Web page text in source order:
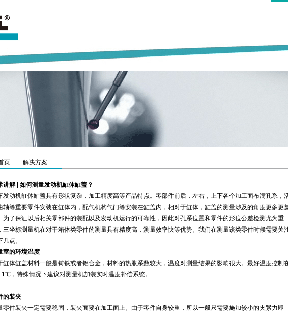
页 解决方案
讲解 | 如何测量发动机缸体缸盖？
发动机缸体缸盖具有形状复杂，加工精度高等产品特点。零部件前后，左右，上下各个加工面布满孔系，
轴等重要零件安装在缸体内，配气机构气门等安装在缸盖内，相对于缸体，缸盖的测量涉及的角度更多更
为了保证以后相关零部件的装配以及发动机运行的可靠性，因此对孔系位置和零件的形位公差检测尤为重
三坐标测量机在对于箱体类零件的测量具有精度高，测量效率快等优势。我们在测量该类零件时候需要关
几点。
室的环境温度
缸体缸盖材料一般是铸铁或者铝合金，材料的热胀系数较大，温度对测量结果的影响很大。最好温度控制
，特殊情况下建议对测量机加装实时温度补偿系统。
的装夹
零件装夹一定需要稳固，装夹面要在加工面上。由于零件自身较重，所以一般只需要施加较小的夹紧力即